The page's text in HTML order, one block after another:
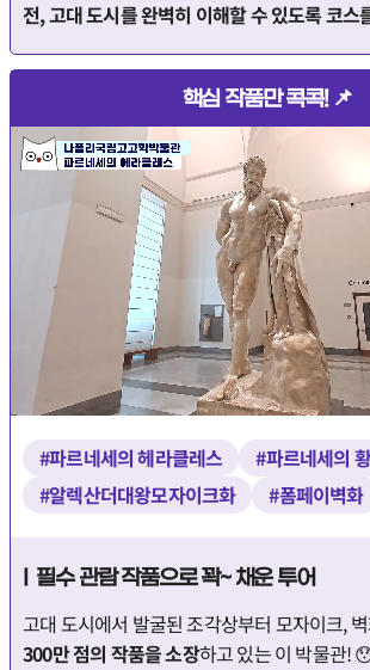
전, 고대 도시를 완벽히 이해할 수 있도록 코스
핵심 작품만 콕콕! 📌
#파르네세의 헤라클레스
#파르네세의
#알렉산더대왕모자이크화
#폼페이벽화
I 필수 관람 작품으로 꽉~ 채운 투어
고대 도시에서 발굴된 조각상부터 모자이크,
300만 점의 작품을 소장하고 있는 이 박물관!